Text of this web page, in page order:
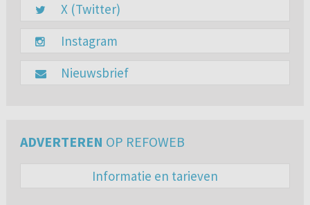
X (Twitter)
Instagram
Nieuwsbrief
ADVERTEREN OP REFOWEB
Informatie en tarieven